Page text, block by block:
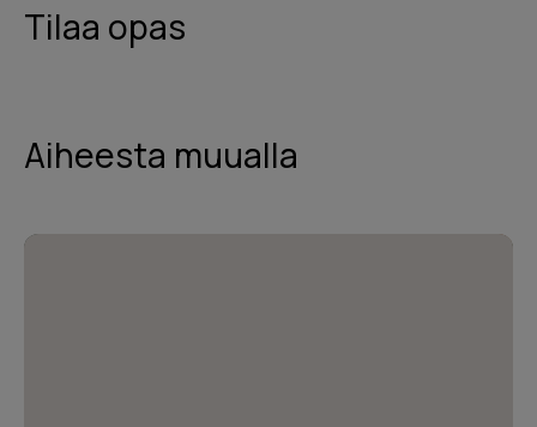
Tilaa opas
Aiheesta muualla